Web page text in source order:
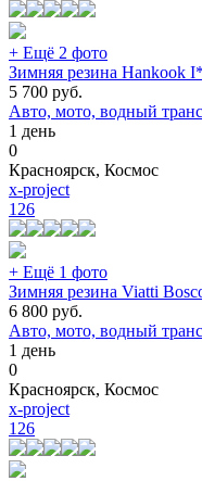
+ Ещё 2 фото
Зимняя резина Hankook
5 700 руб.
Авто, мото, водный
1 день
0
Красноярск, Космос
x-project
126
+ Ещё 1 фото
Зимняя резина Viatti
6 800 руб.
Авто, мото, водный
1 день
0
Красноярск, Космос
x-project
126